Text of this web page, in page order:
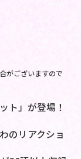
がございますので
ト」が登場！
のリアクショ